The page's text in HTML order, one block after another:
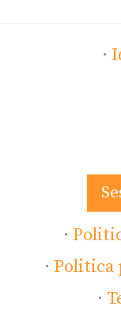
·
·
· Politica
·